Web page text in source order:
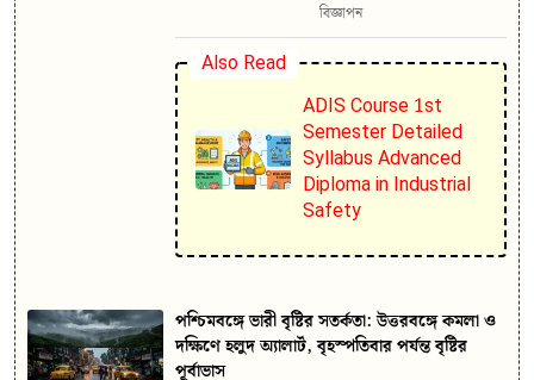
বিজ্ঞাপন
Also Read
ADIS Course 1st
Semester Detailed
Syllabus Advanced
Diploma in Industrial
Safety
পশ্চিমবঙ্গে ভারী বৃষ্টির সতর্কতা: উত্তরবঙ্গে কমলা ও
দক্ষিণে হলুদ অ্যালার্ট, বৃহস্পতিবার পর্যন্ত বৃষ্টির
পূর্বাভাস